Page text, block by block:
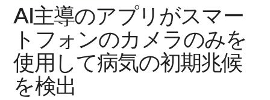
AI主導のアプリがスマー
トフォンのカメラのみを
使用して病気の初期兆候
を検出